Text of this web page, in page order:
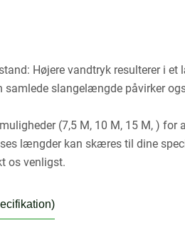
Højere vandtryk resulterer i et
samlede slangelængde påvirker
(7,5 M, 10 M, 15 M, )
længder kan skæres til dine
os venligst.